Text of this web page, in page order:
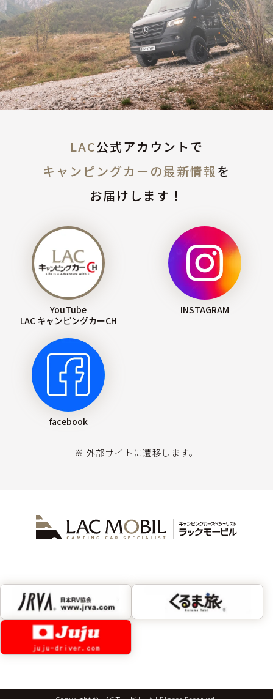
LAC公式アカウントで
キャンピングカーの最新情報を
お届けします！
YouTube
LAC キャンピングカーCH
INSTAGRAM
facebook
※ 外部サイトに遷移します。